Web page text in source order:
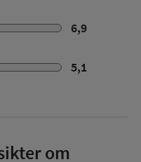
6,9
5,1
om